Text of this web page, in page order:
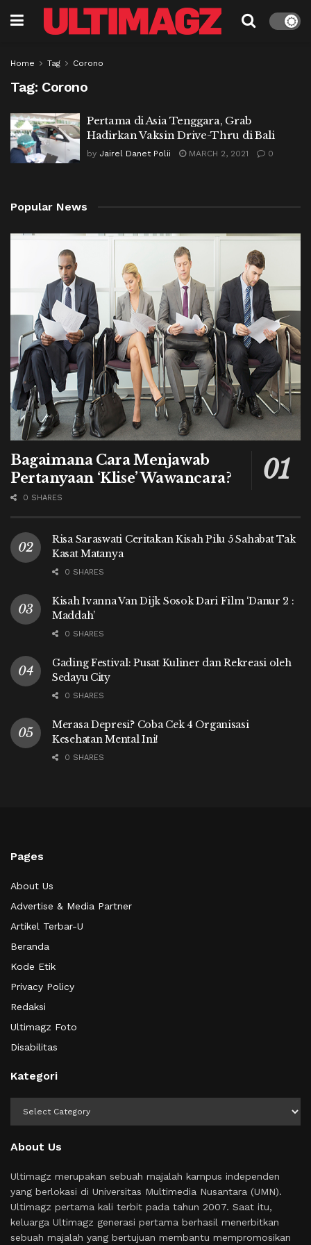
Home Tag Corono
Tag: Corono
Pertama di Asia Tenggara, Grab
Hadirkan Vaksin Drive-Thru di Bali
by Jairel Danet Polii MARCH 2, 2021 0
Popular News
Bagaimana Cara Menjawab
Pertanyaan ‘Klise’ Wawancara?
0 SHARES
Risa Saraswati Ceritakan Kisah Pilu 5 Sahabat Tak
Kasat Matanya
0 SHARES
Kisah Ivanna Van Dijk Sosok Dari Film ‘Danur 2 :
Maddah’
0 SHARES
Gading Festival: Pusat Kuliner dan Rekreasi oleh
Sedayu City
0 SHARES
Merasa Depresi? Coba Cek 4 Organisasi
Kesehatan Mental Ini!
0 SHARES
Pages
About Us
Advertise & Media Partner
Artikel Terbar-U
Beranda
Kode Etik
Privacy Policy
Redaksi
Ultimagz Foto
Disabilitas
Kategori
About Us
Ultimagz merupakan sebuah majalah kampus independen
yang berlokasi di Universitas Multimedia Nusantara (UMN).
Ultimagz pertama kali terbit pada tahun 2007. Saat itu,
keluarga Ultimagz generasi pertama berhasil menerbitkan
sebuah majalah yang bertujuan membantu mempromosikan